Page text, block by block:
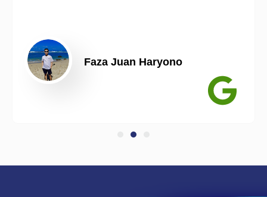
Faza Juan Haryono